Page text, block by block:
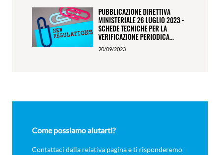
PUBBLICAZIONE DIRETTIVA
MINISTERIALE 26 LUGLIO 2023 -
SCHEDE TECNICHE PER LA
VERIFICAZIONE PERIODICA...
20/09/2023
Come possiamo aiutarti?
Contattaci dalla relativa pagina e ti risponderemo